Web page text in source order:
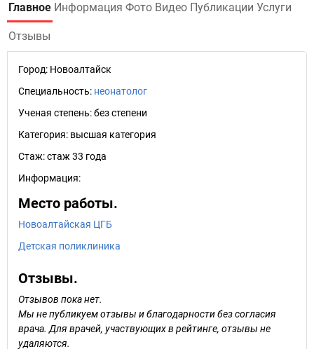
Главное Информация Фото Видео Публикации Услуги
Отзывы
Город: Новоалтайск
Специальность: неонатолог
Ученая степень:без степени
Категория: высшая категория
Стаж:стаж 33 года
Информация:
Место работы.
Новоалтайская ЦГБ
Детская поликлиника
Отзывы.
Отзывов пока нет.
Мы не публикуем отзывы и благодарности без согласия
врача. Для врачей, участвующих в рейтинге, отзывы не
удаляются.